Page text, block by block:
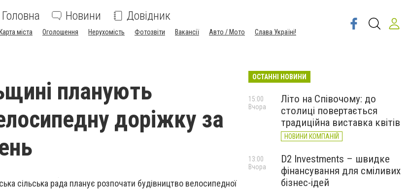
Головна Новини Довідник
Карта міста Оголошення Нерухомість Фотозвіти Вакансії Авто / Мото Слава Україні!
планують
доріжку за
сільська рада планує розпочати будівництво велосипедної
ОСТАННІ НОВИНИ
Літо на Співочому: до
столиці повертається
традиційна виставка квітів
НОВИНИ КОМПАНІЙ
15:00
Вчора
D2 Investments – швидке
фінансування для сміливих
бізнес-ідей
13:00
Вчора